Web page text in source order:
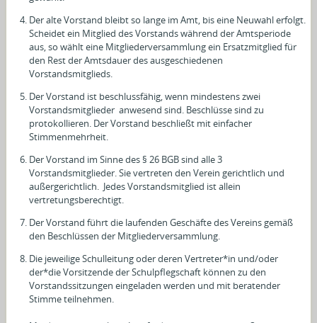
Der alte Vorstand bleibt so lange im Amt, bis eine Neuwahl erfolgt.
Scheidet ein Mitglied des Vorstands während der Amtsperiode
aus, so wählt eine Mitgliederversammlung ein Ersatzmitglied für
den Rest der Amtsdauer des ausgeschiedenen
Vorstandsmitglieds.
Der Vorstand ist beschlussfähig, wenn mindestens zwei
Vorstandsmitglieder anwesend sind. Beschlüsse sind zu
protokollieren. Der Vorstand beschließt mit einfacher
Stimmenmehrheit.
Der Vorstand im Sinne des § 26 BGB sind alle 3
Vorstandsmitglieder. Sie vertreten den Verein gerichtlich und
außergerichtlich. Jedes Vorstandsmitglied ist allein
vertretungsberechtigt.
Der Vorstand führt die laufenden Geschäfte des Vereins gemäß
den Beschlüssen der Mitgliederversammlung.
Die jeweilige Schulleitung oder deren Vertreter*in und/oder
der*die Vorsitzende der Schulpflegschaft können zu den
Vorstandssitzungen eingeladen werden und mit beratender
Stimme teilnehmen.